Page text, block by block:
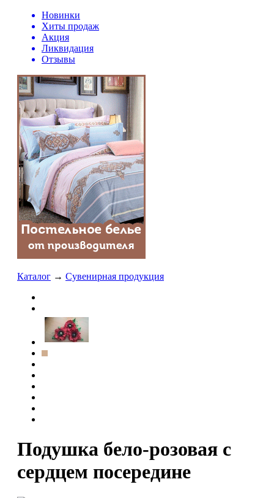
Новинки
Хиты продаж
Акция
Ликвидация
Отзывы
Каталог → Сувенирная продукция
Подушка бело-розовая с
сердцем посередине